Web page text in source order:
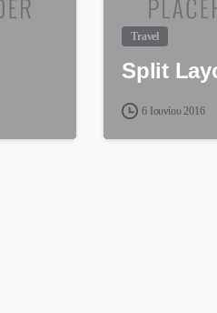
Travel
Split
6 Ιουνίου 2016